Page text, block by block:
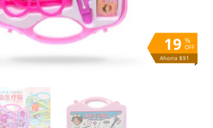
%
OFF
19
Ahorra $91